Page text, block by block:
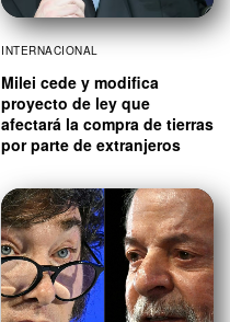
INTERNACIONAL
Milei cede y modifica
proyecto de ley que
afectará la compra de tierras
por parte de extranjeros